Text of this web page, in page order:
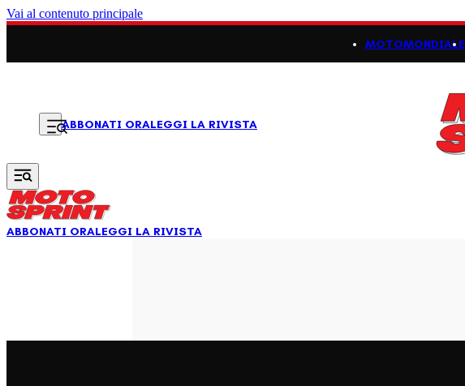
Vai al contenuto principale
MOTOMONDIALE
ABBONATI ORALEGGI LA RIVISTA
ABBONATI ORALEGGI LA RIVISTA